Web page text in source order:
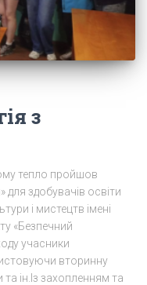
з
тепло пройшов
здобувачів освіти
і мистецтв імені
«Безпечний
учасники
вторинну
ін.Із захопленням та